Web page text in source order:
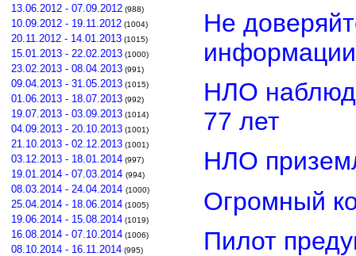
13.06.2012 - 07.09.2012 (988)
10.09.2012 - 19.11.2012 (1004)
20.11.2012 - 14.01.2013 (1015)
15.01.2013 - 22.02.2013 (1000)
23.02.2013 - 08.04.2013 (991)
09.04.2013 - 31.05.2013 (1015)
01.06.2013 - 18.07.2013 (992)
19.07.2013 - 03.09.2013 (1014)
04.09.2013 - 20.10.2013 (1001)
21.10.2013 - 02.12.2013 (1001)
03.12.2013 - 18.01.2014 (997)
19.01.2014 - 07.03.2014 (994)
08.03.2014 - 24.04.2014 (1000)
25.04.2014 - 18.06.2014 (1005)
19.06.2014 - 15.08.2014 (1019)
16.08.2014 - 07.10.2014 (1006)
08.10.2014 - 16.11.2014 (995)
Не
информации
НЛО
77 лет
НЛО
Огромный
Пилот